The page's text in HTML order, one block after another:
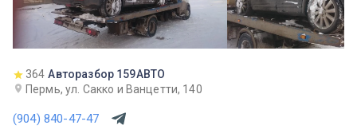
364 Авторазбор 159АВТО
Пермь, ул. Сакко и Ванцетти, 140
(904) 840-47-47